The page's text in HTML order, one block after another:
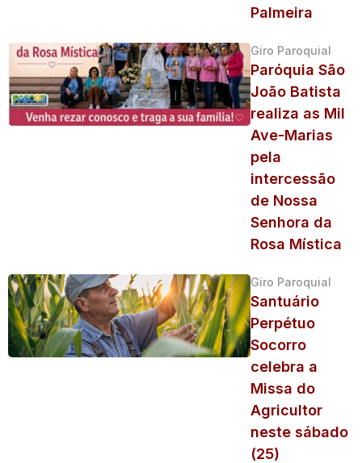
Palmeira
Giro Paroquial
Paróquia São
João Batista
realiza as Mil
Ave-Marias
pela
intercessão
de Nossa
Senhora da
Rosa Mística
Giro Paroquial
Santuário
Perpétuo
Socorro
celebra a
Missa do
Agricultor
neste sábado
(25)